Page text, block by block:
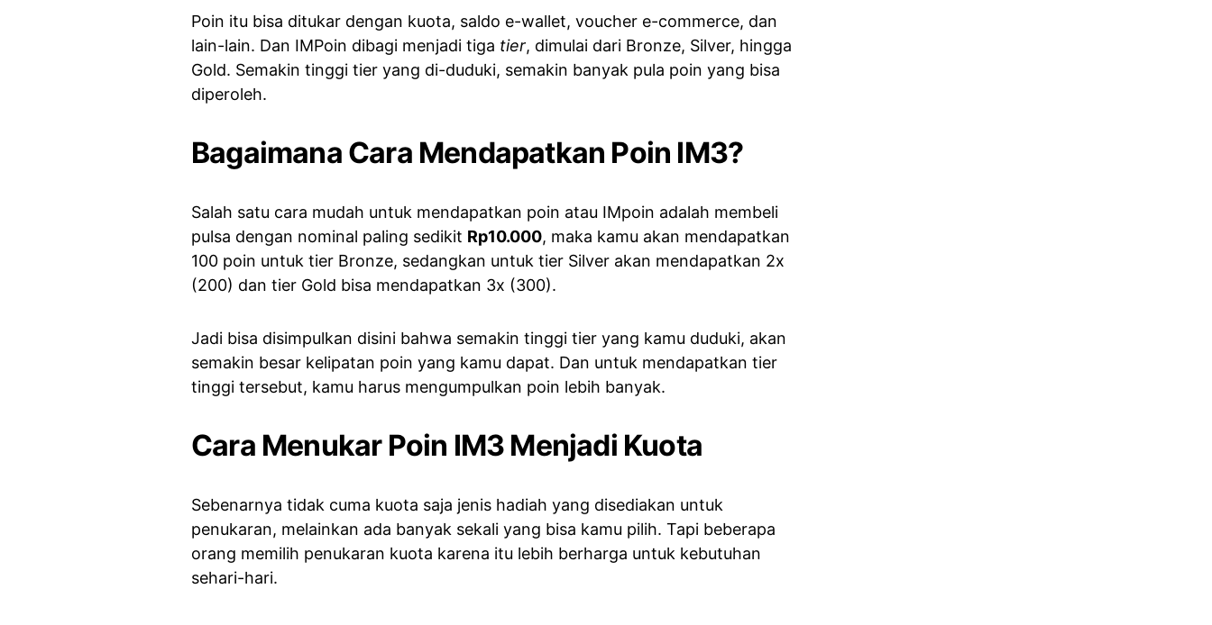
Poin itu bisa ditukar dengan kuota, saldo e-wallet, voucher e-commerce, dan
lain-lain. Dan IMPoin dibagi menjadi tiga tier, dimulai dari Bronze, Silver, hingga
Gold. Semakin tinggi tier yang di-duduki, semakin banyak pula poin yang bisa
diperoleh.
Bagaimana Cara Mendapatkan Poin IM3?
Salah satu cara mudah untuk mendapatkan poin atau IMpoin adalah membeli
pulsa dengan nominal paling sedikit Rp10.000, maka kamu akan mendapatkan
100 poin untuk tier Bronze, sedangkan untuk tier Silver akan mendapatkan 2x
(200) dan tier Gold bisa mendapatkan 3x (300).
Jadi bisa disimpulkan disini bahwa semakin tinggi tier yang kamu duduki, akan
semakin besar kelipatan poin yang kamu dapat. Dan untuk mendapatkan tier
tinggi tersebut, kamu harus mengumpulkan poin lebih banyak.
Cara Menukar Poin IM3 Menjadi Kuota
Sebenarnya tidak cuma kuota saja jenis hadiah yang disediakan untuk
penukaran, melainkan ada banyak sekali yang bisa kamu pilih. Tapi beberapa
orang memilih penukaran kuota karena itu lebih berharga untuk kebutuhan
sehari-hari.